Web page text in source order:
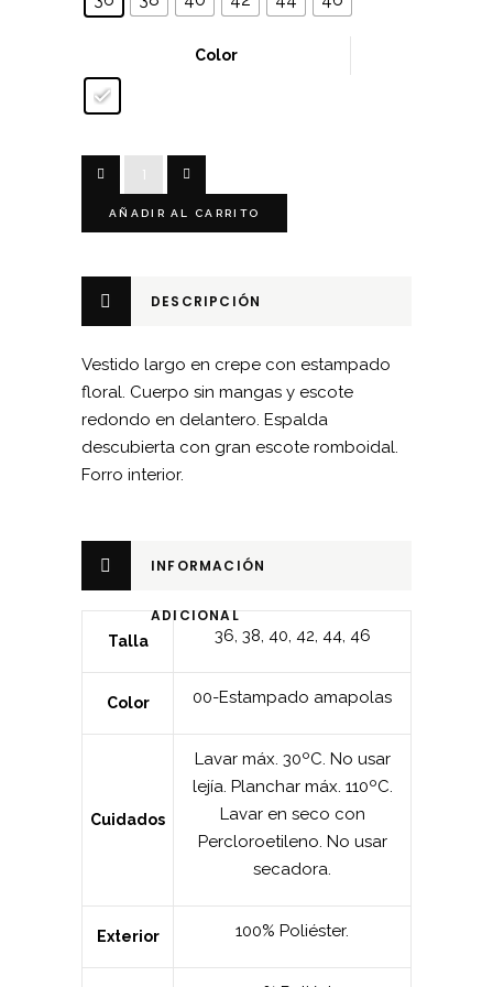
Color
Vestido
espalda
cantidad
AÑADIR AL CARRITO
DESCRIPCIÓN
Vestido largo en crepe con estampado
floral. Cuerpo sin mangas y escote
redondo en delantero. Espalda
descubierta con gran escote romboidal.
Forro interior.
INFORMACIÓN
ADICIONAL
Talla 36, 38, 40, 42, 44, 46
Color 00-Estampado amapolas
Cuidados
Lavar máx. 30ºC. No usar
lejía. Planchar máx. 110ºC.
Lavar en seco con
Percloroetileno. No usar
secadora.
Exterior 100% Poliéster.